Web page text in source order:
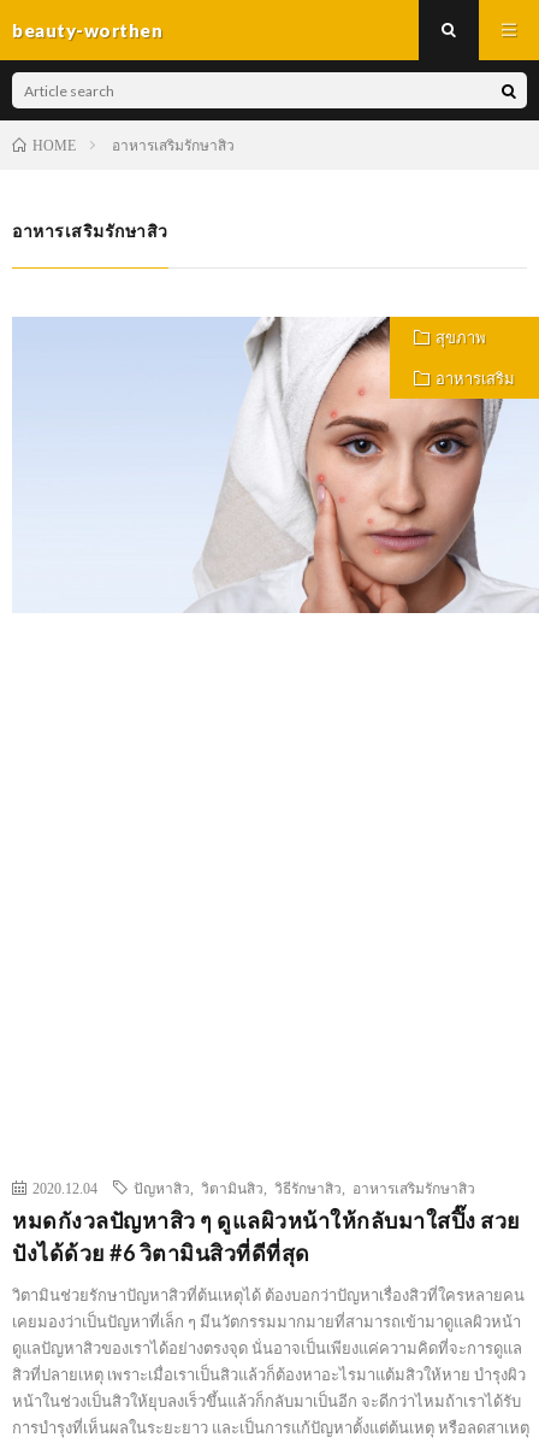
beauty-worthen
HOME อาหารเสริมรักษาสิว
อาหารเสริมรักษาสิว
สุขภาพ
อาหารเสริม
2020.12.04 ปัญหาสิว วิตามินสิว วิธีรักษาสิว อาหารเสริมรักษาสิว
หมดกังวลปัญหาสิว ๆ ดูแลผิวหน้าให้กลับมาใสปิ๊ง สวย
ปังได้ด้วย #6 วิตามินสิวที่ดีที่สุด
วิตามินช่วยรักษาปัญหาสิวที่ต้นเหตุได้ ต้องบอกว่าปัญหาเรื่องสิวที่ใครหลายคน
เคยมองว่าเป็นปัญหาที่เล็ก ๆ มีนวัตกรรมมากมายที่สามารถเข้ามาดูแลผิวหน้า
ดูแลปัญหาสิวของเราได้อย่างตรงจุด นั่นอาจเป็นเพียงแค่ความคิดที่จะการดูแล
สิวที่ปลายเหตุ เพราะเมื่อเราเป็นสิวแล้วก็ต้องหาอะไรมาแต้มสิวให้หาย บำรุงผิว
หน้าในช่วงเป็นสิวให้ยุบลงเร็วขึ้นแล้วก็กลับมาเป็นอีก จะดีกว่าไหมถ้าเราได้รับ
การบำรุงที่เห็นผลในระยะยาว และเป็นการแก้ปัญหาตั้งแต่ต้นเหตุ หรือลดสาเหตุ